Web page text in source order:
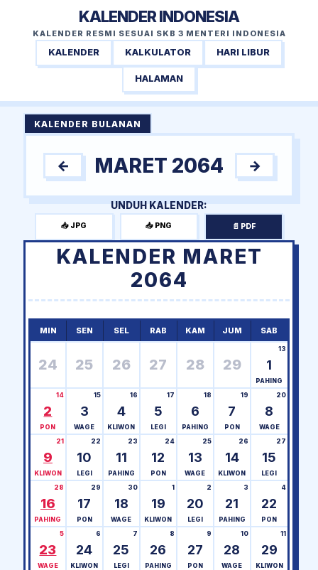
KALENDER INDONESIA
KALENDER RESMI SESUAI SKB 3 MENTERI INDONESIA
KALENDER KALKULATOR HARI LIBUR
HALAMAN
KALENDER BULANAN
← MARET 2064 →
UNDUH KALENDER:
📥 JPG 📥 PNG 📄 PDF
KALENDER MARET
2064
MIN SEN SEL RAB KAM JUM SAB
24 25 26 27 28 29 1
13
PAHING
2
14
PON
3
15
WAGE
4
16
KLIWON
5
17
LEGI
6
18
PAHING
7
19
PON
8
20
WAGE
9
21
KLIWON
10
22
LEGI
11
23
PAHING
12
24
PON
13
25
WAGE
14
26
KLIWON
15
27
LEGI
16
28
PAHING
17
29
PON
18
30
WAGE
19
1
KLIWON
20
2
LEGI
21
3
PAHING
22
4
PON
23
5
WAGE
24
6
KLIWON
25
7
LEGI
26
8
PAHING
27
9
PON
28
10
WAGE
29
11
KLIWON